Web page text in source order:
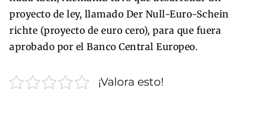
proyecto de ley, llamado Der Null-Euro-Schein
richte (proyecto de euro cero), para que fuera
aprobado por el Banco Central Europeo.
¡Valora esto!